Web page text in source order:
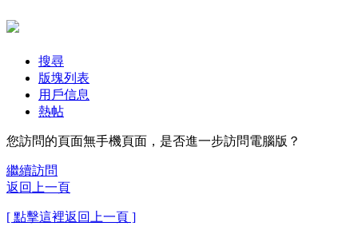
搜尋
版塊列表
用戶信息
熱帖
您訪問的頁面無手機頁面，是否進一步訪問電腦版？
繼續訪問
返回上一頁
[ 點擊這裡返回上一頁 ]